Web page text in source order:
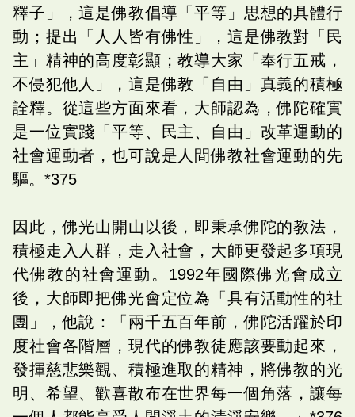
釋子」，這是佛教倡導「平等」思想的具體行
動；提出「人人皆有佛性」，這是佛教對「民
主」精神的高度彰顯；教導大家「奉行五戒，
不侵犯他人」，這是佛教「自由」真義的積極
詮釋。從這些方面來看，大師認為，佛陀確實
是一位實踐「平等、民主、自由」改革運動的
社會運動者，也可說是人間佛教社會運動的先
驅。*375
因此，佛光山開山以後，即秉承佛陀的教法，
積極走入人群，走入社會，大師更發起多項現
代佛教的社會運動。1992年國際佛光會成立
後，大師即把佛光會定位為「具有活動性的社
團」，他說：「兩千五百年前，佛陀活躍於印
度社會各階層，現代的佛教徒應該要動起來，
發揮慈悲樂觀、積極進取的精神，將佛教的光
明、希望、歡喜散布在世界每一個角落，讓每